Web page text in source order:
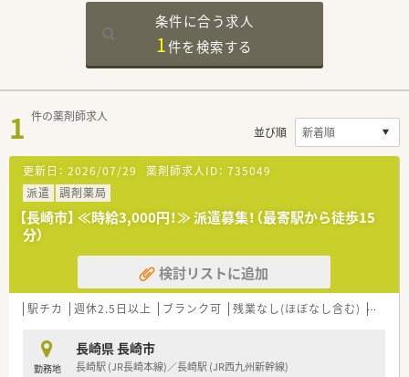
条件に合う求人
1件を検索する
1 件の薬剤師求人
並び順
更新日： 2026/07/29 薬剤師求人ID： 735049
派遣
調剤薬局
【長崎市】 ≪時給3,000円！≫ 派遣募集！（最寄駅から徒歩15
分）
検討リストに追加
駅チカ 週休2.5日以上 ブランク可 残業なし(ほぼなし含む) 車通
勤務地
長崎県 長崎市
長崎駅 (JR長崎本線)／長崎駅 (JR西九州新幹線)